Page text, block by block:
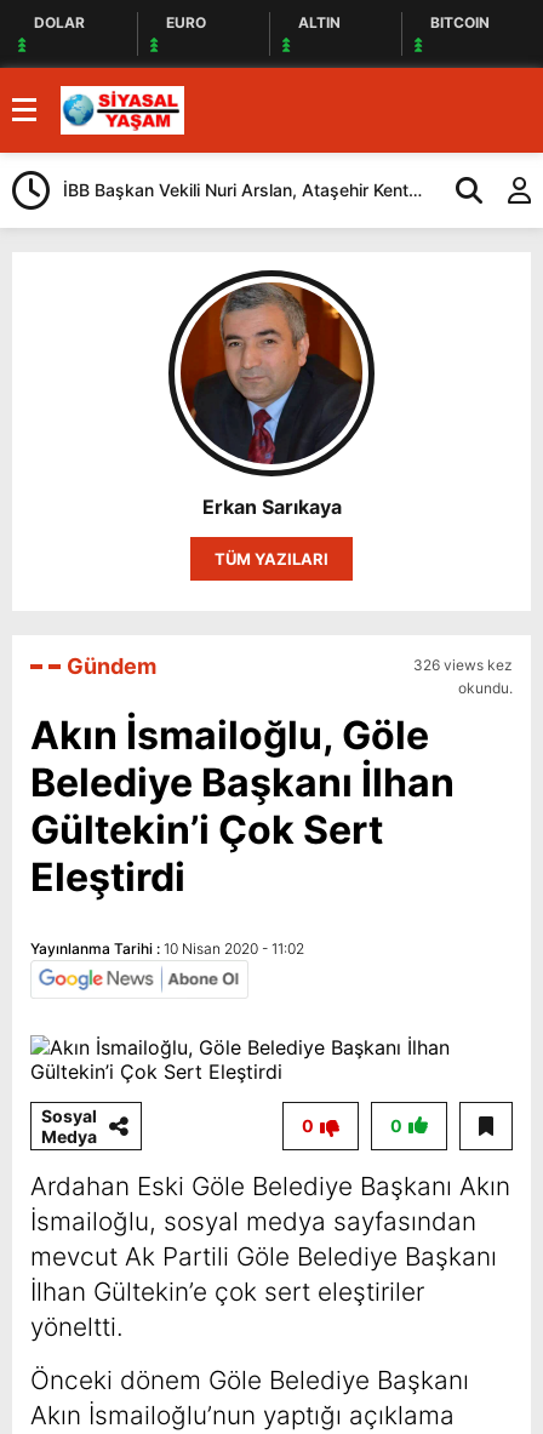
DOLAR EURO ALTIN BITCOIN
İBB Başkan Vekili Nuri Arslan, Ataşehir Kent
Lokantasını Ziyaret Etti
Tuzla’da
Düzenlendi
Erkan Sarıkaya
TÜM YAZILARI
Gündem
326 views kez
okundu.
Akın İsmailoğlu, Göle
Belediye Başkanı İlhan
Gültekin’i Çok Sert
Eleştirdi
Yayınlanma Tarihi : 10 Nisan 2020 - 11:02
Sosyal
Medya
0
0
Ardahan Eski Göle Belediye Başkanı Akın
İsmailoğlu, sosyal medya sayfasından
mevcut Ak Partili Göle Belediye Başkanı
İlhan Gültekin’e çok sert eleştiriler
yöneltti.
Önceki dönem Göle Belediye Başkanı
Akın İsmailoğlu’nun yaptığı açıklama